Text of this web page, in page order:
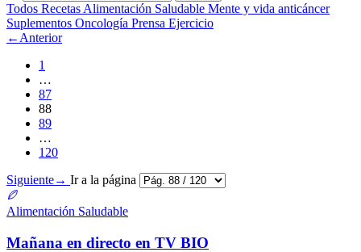
Todos Recetas Alimentación Saludable Mente y vida anticáncer
Suplementos Oncología Prensa Ejercicio
← Anterior
1
…
87
88
89
…
120
Siguiente→ Ir a la página
Alimentación Saludable
Mañana en directo en TV BIO